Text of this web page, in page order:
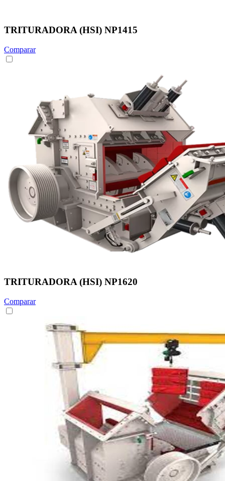
TRITURADORA (HSI) NP1415
Comparar
TRITURADORA (HSI) NP1620
Comparar